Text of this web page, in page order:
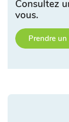
Consultez
vous.
Prendre un